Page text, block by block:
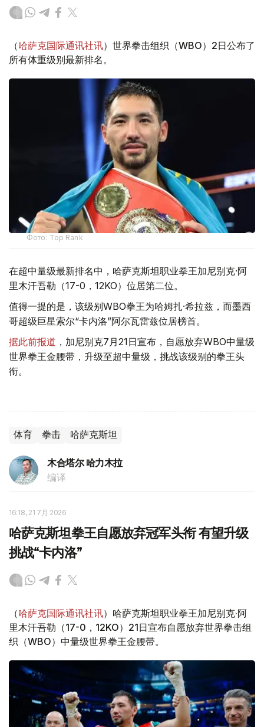
（哈萨克国际通讯社讯）世界拳击组织（WBO）2日公布了
所有体重级别最新排名。
Фото: Top Rank
在超中量级最新排名中，哈萨克斯坦职业拳王加尼别克·阿
里木汗吾勒（17-0，12KO）位居第二位。
值得一提的是，该级别WBO拳王为哈姆扎·希拉兹，而墨西
哥超级巨星索尔“卡内洛”阿尔瓦雷兹位居榜首。
据此前报道 ，加尼别克7月21日宣布，自愿放弃WBO中量级
世界拳王金腰带，升级至超中量级，挑战该级别的拳王头
衔。
体育 拳击 哈萨克斯坦
木合塔尔 哈力木拉
编译
16:18, 21 7月 2026
哈萨克斯坦拳王自愿放弃冠军头衔 有望升级
挑战“卡内洛”
（哈萨克国际通讯社讯）哈萨克斯坦职业拳王加尼别克·阿
里木汗吾勒（17-0，12KO）21日宣布自愿放弃世界拳击组
织（WBO）中量级世界拳王金腰带。